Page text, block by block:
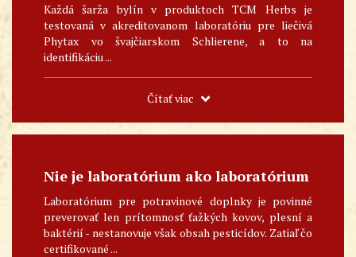
Každá šarža bylín v produktoch TCM Herbs je
testovaná v akreditovanom laboratóriu pre liečivá
Phytax vo švajčiarskom Schlierene, a to na
identifikáciu ...
Čítať viac
Nie je laboratórium ako laboratórium
Laboratórium pre potravinové doplnky je povinné
preverovať len prítomnosť ťažkých kovov, plesní a
baktérií - nestanovuje však obsah pesticídov. Zatiaľ čo
certifikované ...